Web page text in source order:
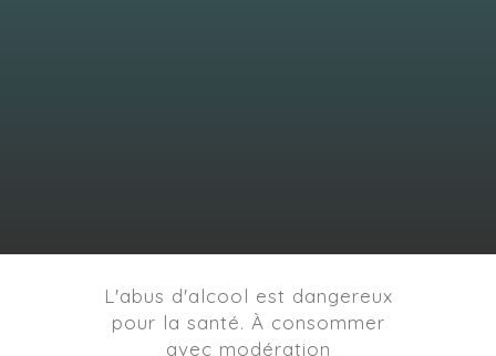
L'abus d'alcool est dangereux
pour la santé. À consommer
avec modération